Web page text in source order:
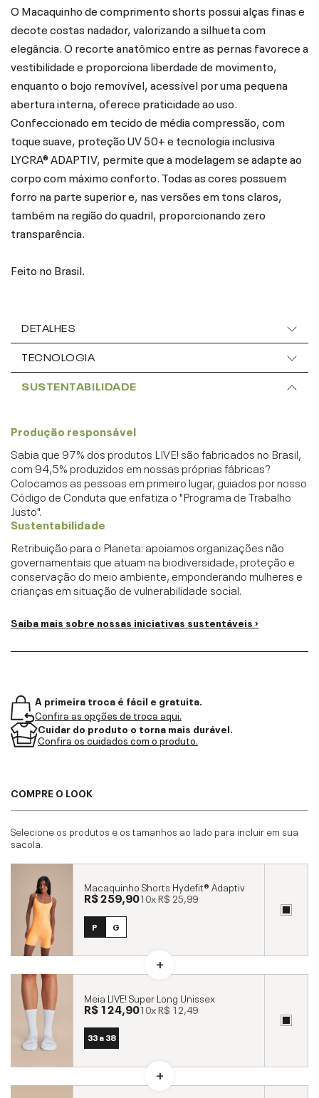
O Macaquinho de comprimento shorts possui alças finas e
decote costas nadador, valorizando a silhueta com
elegância. O recorte anatômico entre as pernas favorece a
vestibilidade e proporciona liberdade de movimento,
enquanto o bojo removível, acessível por uma pequena
abertura interna, oferece praticidade ao uso.
Confeccionado em tecido de média compressão, com
toque suave, proteção UV 50+ e tecnologia inclusiva
LYCRA® ADAPTIV, permite que a modelagem se adapte ao
corpo com máximo conforto. Todas as cores possuem
forro na parte superior e, nas versões em tons claros,
também na região do quadril, proporcionando zero
transparência.
Feito no Brasil.
DETALHES
TECNOLOGIA
SUSTENTABILIDADE
Produção responsável
Sabia que 97% dos produtos LIVE! são fabricados no Brasil,
com 94,5% produzidos em nossas próprias fábricas?
Colocamos as pessoas em primeiro lugar, guiados por nosso
Código de Conduta que enfatiza o "Programa de Trabalho
Justo".
Sustentabilidade
Retribuição para o Planeta: apoiamos organizações não
governamentais que atuam na biodiversidade, proteção e
conservação do meio ambiente, emponderando mulheres e
crianças em situação de vulnerabilidade social.
Saiba mais sobre nossas iniciativas sustentáveis ›
A primeira troca é fácil e gratuita.
Confira as opções de troca aqui.
Cuidar do produto o torna mais durável.
Confira os cuidados com o produto.
COMPRE O LOOK
Selecione os produtos e os tamanhos ao lado para incluir em sua
sacola.
Macaquinho Shorts Hydefit® Adaptiv
R$ 259,9010xR$ 25,99
P G
Meia LIVE! Super Long Unissex
R$ 124,9010xR$ 12,49
33 a 38